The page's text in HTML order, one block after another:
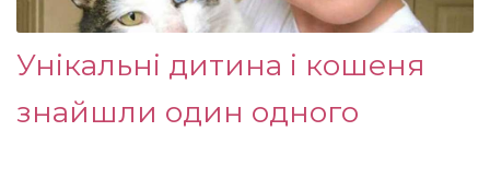
Унікальні дитина і кошеня
знайшли один одного